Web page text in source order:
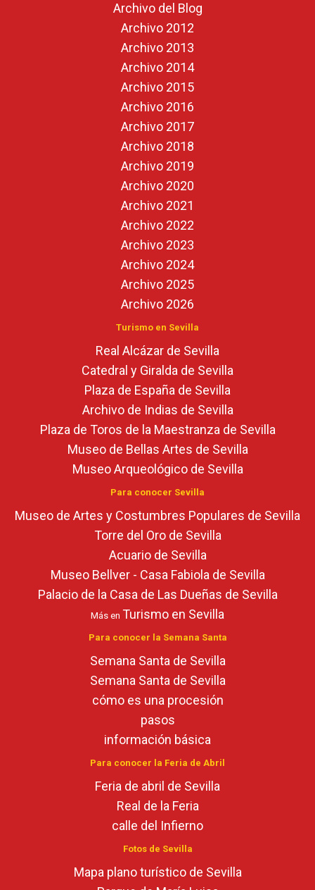
Archivo del Blog
Archivo 2012
Archivo 2013
Archivo 2014
Archivo 2015
Archivo 2016
Archivo 2017
Archivo 2018
Archivo 2019
Archivo 2020
Archivo 2021
Archivo 2022
Archivo 2023
Archivo 2024
Archivo 2025
Archivo 2026
Turismo en Sevilla
Real Alcázar de Sevilla
Catedral y Giralda de Sevilla
Plaza de España de Sevilla
Archivo de Indias de Sevilla
Plaza de Toros de la Maestranza de Sevilla
Museo de Bellas Artes de Sevilla
Museo Arqueológico de Sevilla
Para conocer Sevilla
Museo de Artes y Costumbres Populares de Sevilla
Torre del Oro de Sevilla
Acuario de Sevilla
Museo Bellver - Casa Fabiola de Sevilla
Palacio de la Casa de Las Dueñas de Sevilla
Más en Turismo en Sevilla
Para conocer la Semana Santa
Semana Santa de Sevilla
Semana Santa de Sevilla
cómo es una procesión
pasos
información básica
Para conocer la Feria de Abril
Feria de abril de Sevilla
Real de la Feria
calle del Infierno
Fotos de Sevilla
Mapa plano turístico de Sevilla